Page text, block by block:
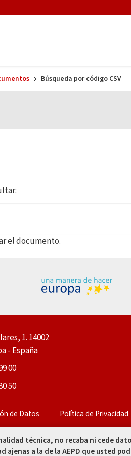
Búsqueda por código CSV
el documento.
1. 14002
- España
00
50
de Datos Política de Privacidad
técnica, no recaba ni cede
a la de la AEPD que usted